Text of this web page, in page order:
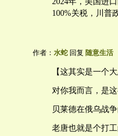
100%关税，川普
作者： 水蛇 回复 随意生活
【这其实是一个
对你我而言，是
贝莱德在俄乌战
老唐也就是个打